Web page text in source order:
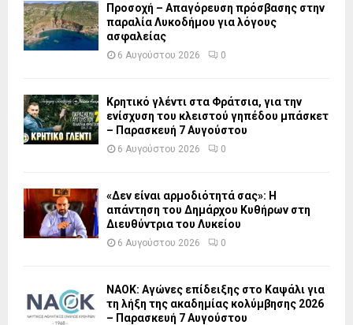
Προσοχή – Απαγόρευση πρόσβασης στην
παραλία Λυκοδήμου για λόγους
ασφαλείας
6 Αυγούστου 2026 0
Κρητικό γλέντι στα Φράτσια, για την
ενίσχυση του κλειστού γηπέδου μπάσκετ
– Παρασκευή 7 Αυγούστου
6 Αυγούστου 2026 0
«Δεν είναι αρμοδιότητά σας»: Η
απάντηση του Δημάρχου Κυθήρων στη
Διευθύντρια του Λυκείου
6 Αυγούστου 2026 0
ΝΑΟΚ: Αγώνες επίδειξης στο Καψάλι για
τη λήξη της ακαδημίας κολύμβησης 2026
– Παρασκευή 7 Αυγούστου